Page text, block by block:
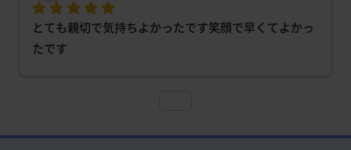
とても親切で気持ちよかったです笑顔で早くてよかっ
たです